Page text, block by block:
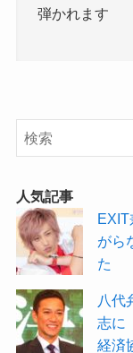
弾かれます
人気記事
EXIT
がら
た
八代
志に
経済